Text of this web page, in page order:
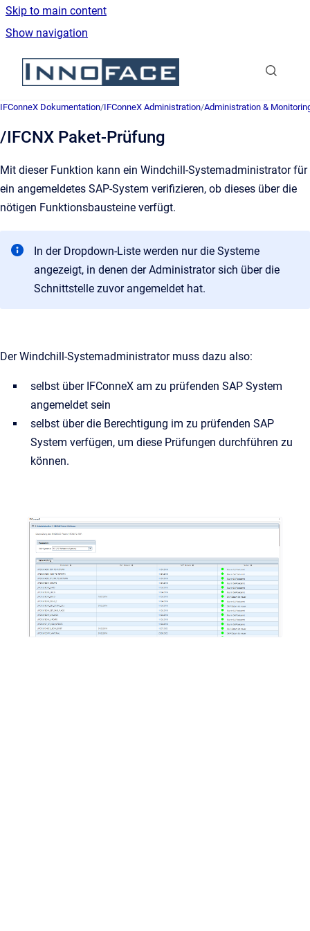
Skip to main content
Show navigation
Go to homepage
IFConneX Dokumentation/IFConneX Administration/Administration &
/IFCNX Paket-Prüfung
Mit dieser Funktion kann ein Windchill-Systemadministrator für
ein angemeldetes SAP-System verifizieren, ob dieses über die
nötigen Funktionsbausteine verfügt.
In der Dropdown-Liste werden nur die Systeme
angezeigt, in denen der Administrator sich über die
Schnittstelle zuvor angemeldet hat.
Der Windchill-Systemadministrator muss dazu also:
selbst über IFConneX am zu prüfenden SAP System
angemeldet sein
selbst über die Berechtigung im zu prüfenden SAP
System verfügen, um diese Prüfungen durchführen zu
können.